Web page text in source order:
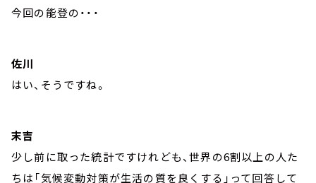
今回の能登の・・・
佐川
はい、そうですね。
末吉
少し前に取った統計ですけれども、世界の6割以上の人た
ちは「気候変動対策が生活の質を良くする」って回答して